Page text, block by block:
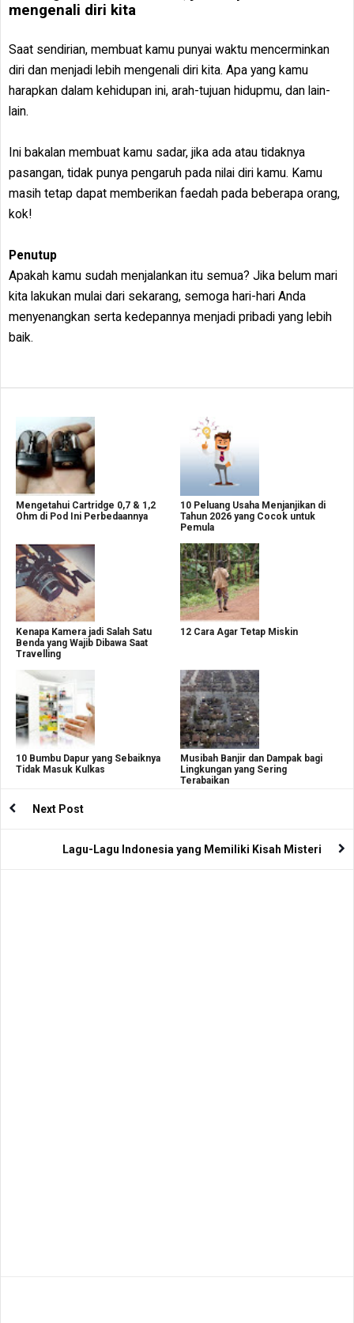
mengenali diri kita
Saat sendirian, membuat kamu punyai waktu mencerminkan
diri dan menjadi lebih mengenali diri kita. Apa yang kamu
harapkan dalam kehidupan ini, arah-tujuan hidupmu, dan lain-
lain.
Ini bakalan membuat kamu sadar, jika ada atau tidaknya
pasangan, tidak punya pengaruh pada nilai diri kamu. Kamu
masih tetap dapat memberikan faedah pada beberapa orang,
kok!
Penutup
Apakah kamu sudah menjalankan itu semua? Jika belum mari
kita lakukan mulai dari sekarang, semoga hari-hari Anda
menyenangkan serta kedepannya menjadi pribadi yang lebih
baik.
Mengetahui Cartridge 0,7 & 1,2
Ohm di Pod Ini Perbedaannya
10 Peluang Usaha Menjanjikan di
Tahun 2026 yang Cocok untuk
Pemula
Kenapa Kamera jadi Salah Satu
Benda yang Wajib Dibawa Saat
Travelling
12 Cara Agar Tetap Miskin
10 Bumbu Dapur yang Sebaiknya
Tidak Masuk Kulkas
Musibah Banjir dan Dampak bagi
Lingkungan yang Sering
Terabaikan
Next Post
Lagu-Lagu Indonesia yang Memiliki Kisah Misteri